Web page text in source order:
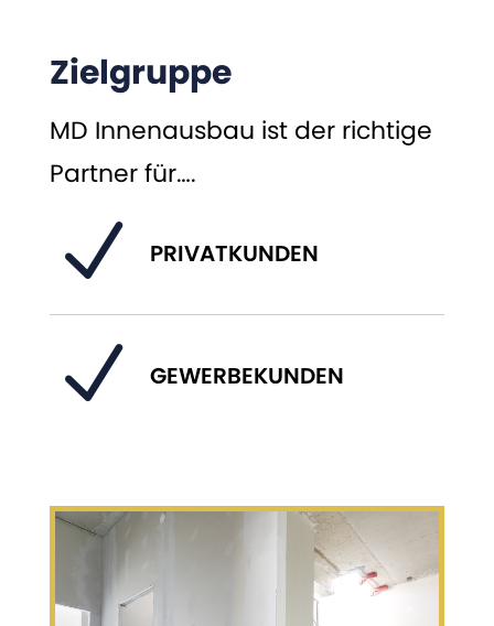
Zielgruppe
MD Innenausbau ist der richtige
Partner für….
N PRIVATKUNDEN
N GEWERBEKUNDEN